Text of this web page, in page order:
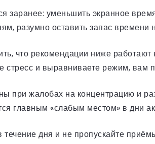
заранее: уменьшить экранное
разумно оставить запас
что рекомендации ниже
стресс и выравниваете режим,
при жалобах на концентрацию и
главным «слабым местом» в дни
дня и не пропускайте